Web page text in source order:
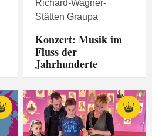
Richard-Wagner-
Stätten Graupa
Konzert: Musik im
Fluss der
Jahrhunderte